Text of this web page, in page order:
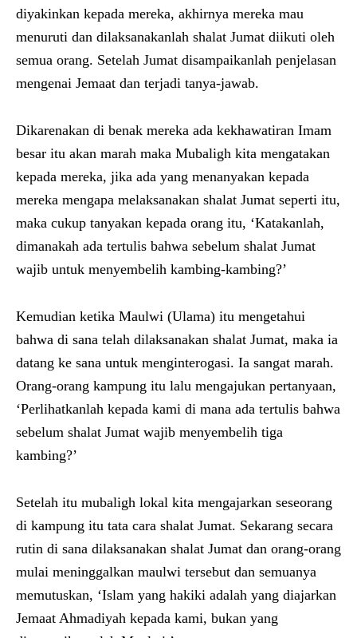
diyakinkan kepada mereka, akhirnya mereka mau
menuruti dan dilaksanakanlah shalat Jumat diikuti oleh
semua orang. Setelah Jumat disampaikanlah penjelasan
mengenai Jemaat dan terjadi tanya-jawab.
Dikarenakan di benak mereka ada kekhawatiran Imam
besar itu akan marah maka Mubaligh kita mengatakan
kepada mereka, jika ada yang menanyakan kepada
mereka mengapa melaksanakan shalat Jumat seperti itu,
maka cukup tanyakan kepada orang itu, ‘Katakanlah,
dimanakah ada tertulis bahwa sebelum shalat Jumat
wajib untuk menyembelih kambing-kambing?’
Kemudian ketika Maulwi (Ulama) itu mengetahui
bahwa di sana telah dilaksanakan shalat Jumat, maka ia
datang ke sana untuk menginterogasi. Ia sangat marah.
Orang-orang kampung itu lalu mengajukan pertanyaan,
‘Perlihatkanlah kepada kami di mana ada tertulis bahwa
sebelum shalat Jumat wajib menyembelih tiga
kambing?’
Setelah itu mubaligh lokal kita mengajarkan seseorang
di kampung itu tata cara shalat Jumat. Sekarang secara
rutin di sana dilaksanakan shalat Jumat dan orang-orang
mulai meninggalkan maulwi tersebut dan semuanya
memutuskan, ‘Islam yang hakiki adalah yang diajarkan
Jemaat Ahmadiyah kepada kami, bukan yang